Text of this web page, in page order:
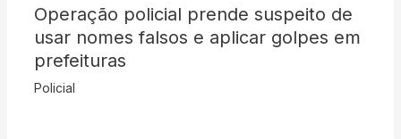
Operação policial prende suspeito de
usar nomes falsos e aplicar golpes em
prefeituras
Policial